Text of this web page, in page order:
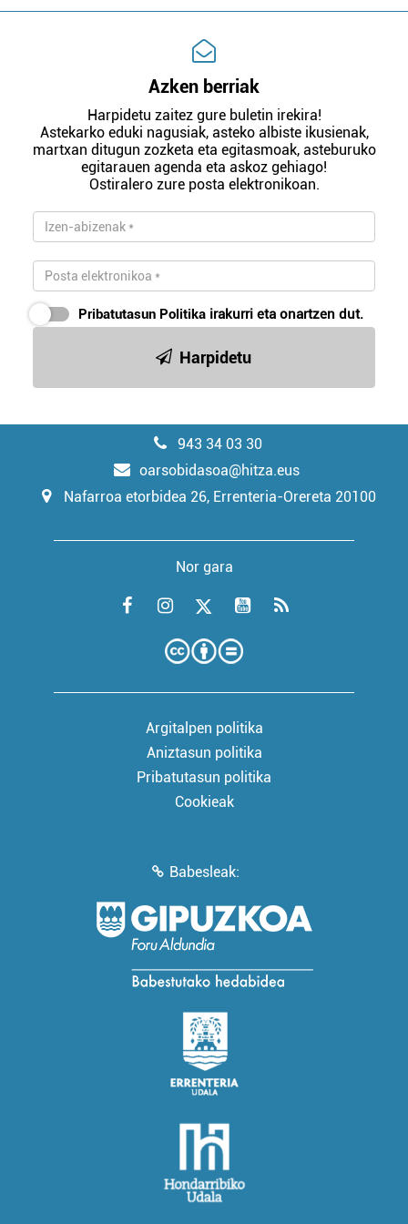
Azken berriak
Harpidetu zaitez gure buletin irekira!
Astekarko eduki nagusiak, asteko albiste ikusienak,
martxan ditugun zozketa eta egitasmoak, asteburuko
egitarauen agenda eta askoz gehiago!
Ostiralero zure posta elektronikoan.
Pribatutasun Politika irakurri eta onartzen dut.
Harpidetu
943 34 03 30
oarsobidasoa@hitza.eus
Nafarroa etorbidea 26, Errenteria-Orereta 20100
Nor gara
Argitalpen politika
Aniztasun politika
Pribatutasun politika
Cookieak
Babesleak: